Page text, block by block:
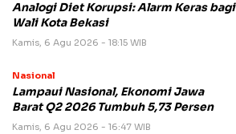
Analogi Diet Korupsi: Alarm Keras bagi
Wali Kota Bekasi
Kamis, 6 Agu 2026 - 18:15 WIB
Nasional
Lampaui Nasional, Ekonomi Jawa
Barat Q2 2026 Tumbuh 5,73 Persen
Kamis, 6 Agu 2026 - 16:47 WIB